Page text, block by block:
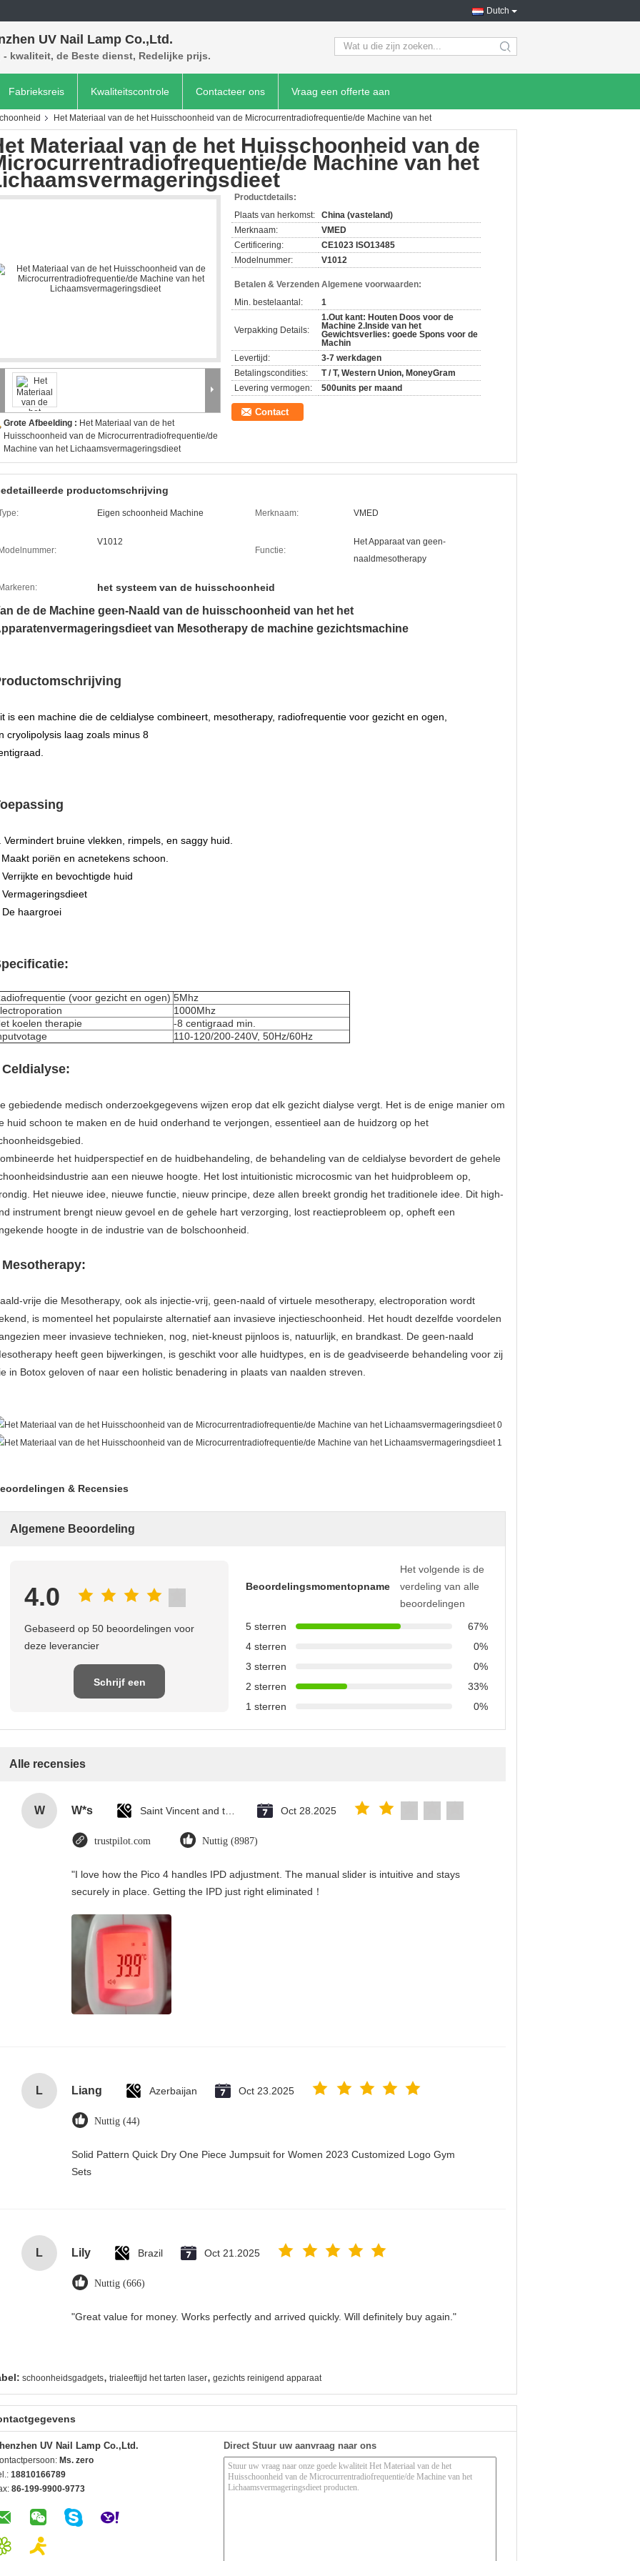
Dutch
UV Nail Lamp Co.,Ltd.
- kwaliteit, de Beste dienst, Redelijke prijs. search
Fabrieksreis Kwaliteitscontrole Contacteer ons Vraag een offerte aan
Het Materiaal van de het Huisschoonheid van de Microcurrentradiofrequentie/de Machine van het
Materiaal van de het Huisschoonheid van de
de Machine van het
Grote Afbeelding : Het Materiaal van de het
Huisschoonheid van de Microcurrentradiofrequentie/de
Machine van het Lichaamsvermageringsdieet
Productdetails:
Plaats van herkomst:
China (vasteland)
Merknaam:
VMED
Certificering:
CE1023 ISO13485
Modelnummer:
V1012
Betalen & Verzenden Algemene voorwaarden:
Min. bestelaantal:
1
Verpakking Details:
1.Out kant: Houten Doos voor de
Machine 2.Inside van het
Gewichtsverlies: goede Spons voor de
Machin
Levertijd:
3-7 werkdagen
Betalingscondities:
T / T, Western Union, MoneyGram
Levering vermogen:
500units per maand
Contact
productomschrijving
Eigen schoonheid Machine Merknaam: VMED
Modelnummer:
V1012
Functie:
Het Apparaat van geen-
naaldmesotherapy
Markeren: het systeem van de huisschoonheid
de de Machine geen-Naald van de huisschoonheid van het het
van Mesotherapy de machine gezichtsmachine
is een machine die de celdialyse combineert, mesotherapy, radiofrequentie voor gezicht en ogen,
cryolipolysis laag zoals minus 8
Vermindert bruine vlekken, rimpels, en saggy huid.
Maakt poriën en acnetekens schoon.
Verrijkte en bevochtigde huid
Vermageringsdieet
De haargroei
(voor gezicht en ogen) 5Mhz
1000Mhz
koelen therapie
-8 centigraad min.
110-120/200-240V, 50Hz/60Hz
Celdialyse:
gebiedende medisch onderzoekgegevens wijzen erop dat elk gezicht dialyse vergt. Het is de enige manier om
huid schoon te maken en de huid onderhand te verjongen, essentieel aan de huidzorg op het
het huidperspectief en de huidbehandeling, de behandeling van de celdialyse bevordert de gehele
aan een nieuwe hoogte. Het lost intuitionistic microcosmic van het huidprobleem op,
Het nieuwe idee, nieuwe functie, nieuw principe, deze allen breekt grondig het traditionele idee. Dit high-
instrument brengt nieuw gevoel en de gehele hart verzorging, lost reactieprobleem op, opheft een
hoogte in de industrie van de bolschoonheid.
Mesotherapy:
vrije die Mesotherapy, ook als injectie-vrij, geen-naald of virtuele mesotherapy, electroporation wordt
is momenteel het populairste alternatief aan invasieve injectieschoonheid. Het houdt dezelfde voordelen
meer invasieve technieken, nog, niet-kneust pijnloos is, natuurlijk, en brandkast. De geen-naald
heeft geen bijwerkingen, is geschikt voor alle huidtypes, en is de geadviseerde behandeling voor zij
in Botox geloven of naar een holistic benadering in plaats van naalden streven.
& Recensies
Algemene Beoordeling
4.0
Gebaseerd op 50 beoordelingen voor
deze leverancier
Schrijf een
Beoordelingsmomentopname
Het volgende is de
verdeling van alle
beoordelingen
5 sterren
67%
4 sterren
0%
3 sterren
0%
2 sterren
33%
1 sterren
0%
Alle recensies
W W*s Oct 28.2025
trustpilot.com Nuttig (8987)
"I love how the Pico 4 handles IPD adjustment. The manual slider is intuitive and stays
securely in place. Getting the IPD just right eliminated！
L Liang Azerbaijan Oct 23.2025
Nuttig (44)
Solid Pattern Quick Dry One Piece Jumpsuit for Women 2023 Customized Logo Gym
Sets
L Lily Brazil Oct 21.2025
Nuttig (666)
"Great value for money. Works perfectly and arrived quickly. Will definitely buy again."
schoonheidsgadgets, trialeeftijd het tarten laser, gezichts reinigend apparaat
UV Nail Lamp Co.,Ltd.
Ms. zero
18810166789
86-199-9900-9773
Direct Stuur uw aanvraag naar ons